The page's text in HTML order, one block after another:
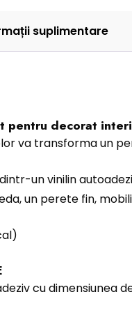
suplimentare
pentru decorat
va transforma un
un vinilin
un perete fin,
cu dimensiunea